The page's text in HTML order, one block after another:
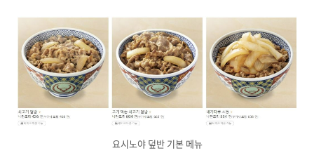
요시노야 덮반 기본 메뉴